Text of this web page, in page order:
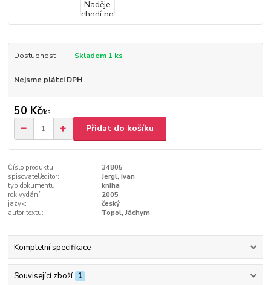
Dostupnost Skladem 1 ks
Nejsme plátci DPH
50 Kč/ks
Přidat do košíku
Číslo produktu:
34805
spisovatel/editor:
Jergl, Ivan
typ dokumentu:
kniha
rok vydání:
2005
jazyk:
český
autor textu:
Topol, Jáchym
Kompletní specifikace
Související zboží 1